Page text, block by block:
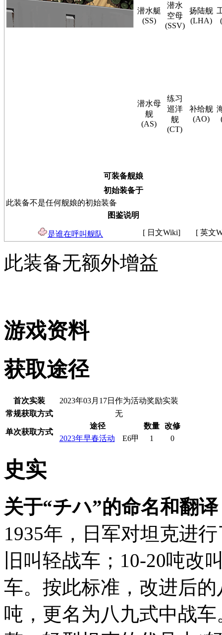
潜水艇
(SS)
潜水
空母
(SSV)
扬陆舰
(LHA)
潜水母
舰
(AS)
练习
巡洋
舰
(CT)
补给舰
(AO)
可装备舰娘
初始装备于
此装备不是任何舰娘的初始装备
图鉴说明
是谁在呼叫舰队 [ 日文Wiki] [ 英文
此装备无额外增益
游戏资料
获取途径
首次实装
2023年03月17日作为活动奖励实装
常规获取方式
无
单次获取方式
途径 数量 改修
2023年早春活动
E6甲 1 0
史实
关于“チハ”的命名和翻
1935年，日军对坦克进
旧叫轻战车；10-20吨改
车。按此标准，改进后
吨，更名为八九式中战